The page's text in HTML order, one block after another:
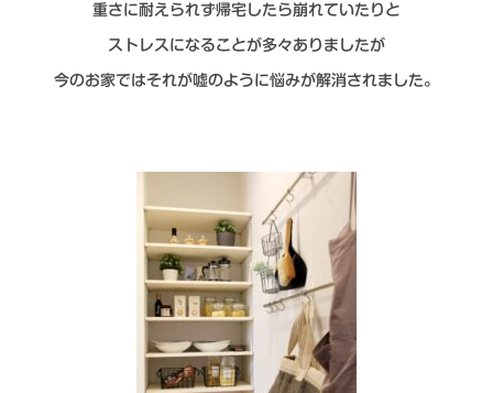
重さに耐えられず帰宅したら崩れていたりと
ストレス になることが多々ありましたが
今のお家ではそれが嘘のように悩みが解消されました。